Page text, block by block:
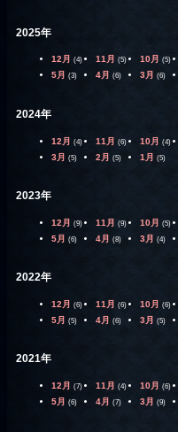
2025年
12月 (4) 11月 (5) 10月 (5)
5月 (3) 4月 (6) 3月 (6)
2024年
12月 (4) 11月 (6) 10月 (4)
3月 (5) 2月 (5) 1月 (5)
2023年
12月 (9) 11月 (9) 10月 (5)
5月 (6) 4月 (8) 3月 (4)
2022年
12月 (6) 11月 (6) 10月 (6)
5月 (5) 4月 (6) 3月 (5)
2021年
12月 (7) 11月 (4) 10月 (6)
5月 (6) 4月 (7) 3月 (9)